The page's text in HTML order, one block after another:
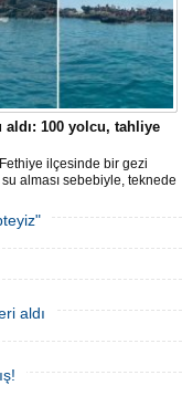
aldı: 100 yolcu, tahliye
ilçesinde bir gezi
alması sebebiyle, teknede
için bölgede
başlatıldı.
aldı